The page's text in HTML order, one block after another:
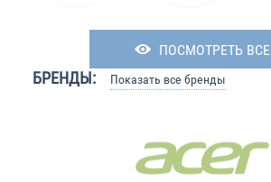
ПОСМОТРЕТЬ ВСЕ
БРЕНДЫ: Показать все бренды